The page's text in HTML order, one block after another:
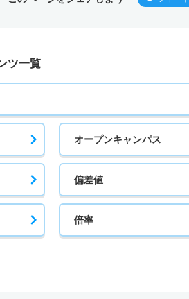
ツ一覧
オープンキャンパス
偏差値
倍率